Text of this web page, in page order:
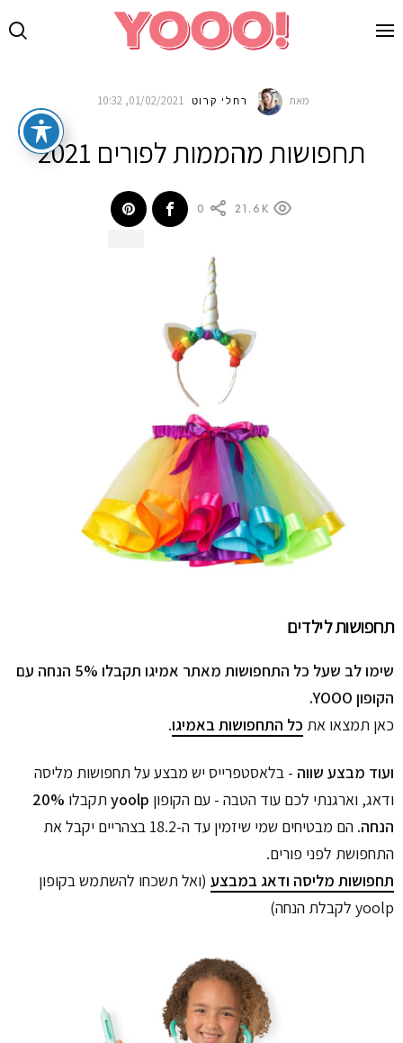
מאת רחלי קרוט 01/02/2021, 10:32
תחפושות מהממות לפורים 2021
21.6K
0
תחפושות לילדים
שימו לב שעל כל התחפושות מאתר אמיגו תקבלו 5% הנחה עם
הקופון YOOO.
כאן תמצאו את כל התחפושות באמיגו.
ועוד מבצע שווה - בלאסטפרייס יש מבצע על תחפושות מליסה
ודאג, וארגנתי לכם עוד הטבה - עם הקופון yoolp תקבלו 20%
הנחה
. הם מבטיחים שמי שיזמין עד ה-18.2 בצהריים יקבל את
התחפושת לפני פורים.
תחפושות מליסה ודאג במבצע (ואל תשכחו להשתמש בקופון
yoolp לקבלת הנחה)